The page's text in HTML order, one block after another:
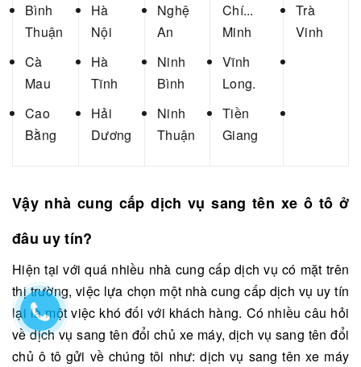
Bình
Thuận
Cà
Mau
Cao
Bằng
Hà
Nội
Hà
Tĩnh
Hải
Dương
Nghệ
An
Ninh
Bình
Ninh
Thuận
Chí...
Minh
Vĩnh
Long.
Tiền
Giang
Trà
Vinh
Vậy nhà cung cấp dịch vụsang tên xe ô tô ở
đâu uy tín?
Hiện tại với quá nhiều nhà cung cấp dịch vụ có mặt trên
thị trường, việc lựa chọn một nhà cung cấp dịch vụ uy tín
lại là một việc khó đối với khách hàng. Có nhiều câu hỏi
vềdịch vụ sang tên đổi chủ xe máy, dịch vụ sang tên đổi
chủ ô tô gửi về chúng tôi như:dịch vụ sang tên xe máy